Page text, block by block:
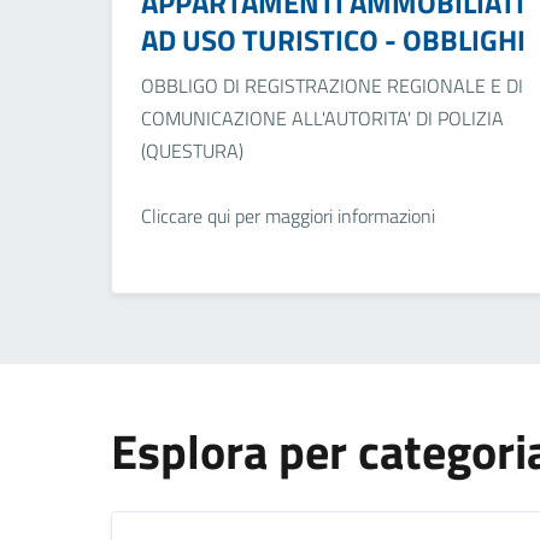
AD USO TURISTICO - OBBLIGHI
OBBLIGO DI REGISTRAZIONE REGIONALE E DI
COMUNICAZIONE ALL'AUTORITA' DI POLIZIA
(QUESTURA)
Cliccare qui per maggiori informazioni
Esplora per